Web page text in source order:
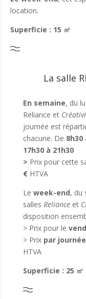
location.
Superficie : 15 ㎡
La salle
En semaine, du
Reliance et
journée est
chacune. De 8h30
17h30 à 21h30
> Prix pour cette
€HTVA
Le week-end, du
salles Relianceet
disposition
> Prix pour le
> Prix par journée
HTVA
Superficie : 25 ㎡